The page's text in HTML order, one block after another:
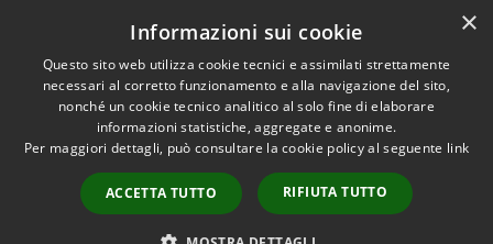
Dichiarazione di accessibilità
Accessibilità
Copyright © 2026 • Comune di
Montorio al Vomano • Powered
byMunicipium
Accesso
redazione
×
Informazioni sui cookie
Questo sito web utilizza cookie tecnici e assimilati strettamente
necessari al corretto funzionamento e alla navigazione del sito,
nonché un cookie tecnico analitico al solo fine di elaborare
informazioni statistiche, aggregate e anonime.
Per maggiori dettagli, può consultare la cookie policy al seguente link
ACCETTA TUTTO RIFIUTA TUTTO